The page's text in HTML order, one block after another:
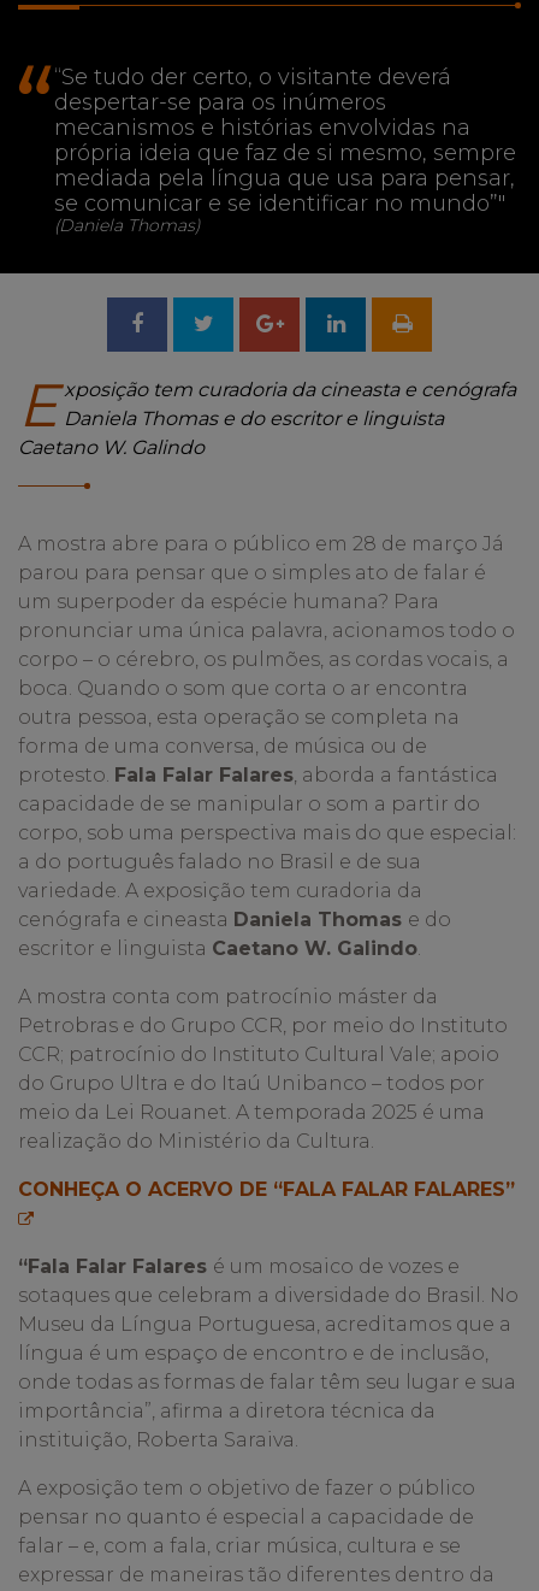
"“Se tudo der certo, o visitante deverá
despertar-se para os inúmeros
mecanismos e histórias envolvidas na
própria ideia que faz de si mesmo, sempre
mediada pela língua que usa para pensar,
se comunicar e se identificar no mundo”"
(Daniela Thomas)
Compartilhar
no
Facebook
TweetarCompartilhar
no
Google
E xposição tem curadoria da cineasta e cenógrafa
Daniela Thomas e do escritor e linguista
Caetano W. Galindo
A mostra abre para o público em 28 de março Já
parou para pensar que o simples ato de falar é
um superpoder da espécie humana? Para
pronunciar uma única palavra, acionamos todo o
corpo – o cérebro, os pulmões, as cordas vocais, a
boca. Quando o som que corta o ar encontra
outra pessoa, esta operação se completa na
forma de uma conversa, de música ou de
protesto. Fala Falar Falares, aborda a fantástica
capacidade de se manipular o som a partir do
corpo, sob uma perspectiva mais do que especial:
a do português falado no Brasil e de sua
variedade. A exposição tem curadoria da
cenógrafa e cineasta Daniela Thomas e do
escritor e linguista Caetano W. Galindo.
A mostra conta com patrocínio máster da
Petrobras e do Grupo CCR, por meio do Instituto
CCR; patrocínio do Instituto Cultural Vale; apoio
do Grupo Ultra e do Itaú Unibanco – todos por
meio da Lei Rouanet. A temporada 2025 é uma
realização do Ministério da Cultura.
CONHEÇA O ACERVO DE “FALA FALAR FALARES”
“Fala Falar Falares é um mosaico de vozes e
sotaques que celebram a diversidade do Brasil. No
Museu da Língua Portuguesa, acreditamos que a
língua é um espaço de encontro e de inclusão,
onde todas as formas de falar têm seu lugar e sua
importância”, afirma a diretora técnica da
instituição, Roberta Saraiva.
A exposição tem o objetivo de fazer o público
pensar no quanto é especial a capacidade de
falar – e, com a fala, criar música, cultura e se
expressar de maneiras tão diferentes dentro da